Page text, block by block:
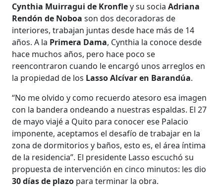
Cynthia Muirragui de Kronfley su socia Adriana
Rendón de Noboason dos decoradoras de
interiores, trabajan juntas desde hace más de 14
años. A la Primera Dama, Cynthia la conoce desde
hace muchos años, pero hace poco se
reencontraron cuando le encargó unos arreglos en
la propiedad de los Lasso Alcívar en Barandúa.
“No me olvido y como recuerdo atesoro esa imagen
con la bandera ondeando a nuestras espaldas. El 27
de mayo viajé a Quito para conocer ese Palacio
imponente, aceptamos el desafío de trabajar en la
zona de dormitorios y baños, esto es, el área íntima
de la residencia”. El presidente Lasso escuchó su
propuesta de intervención en cinco minutos: les dio
30 días de plazo para terminar la obra.